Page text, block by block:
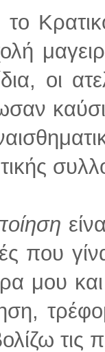
οι
που
μου
τις